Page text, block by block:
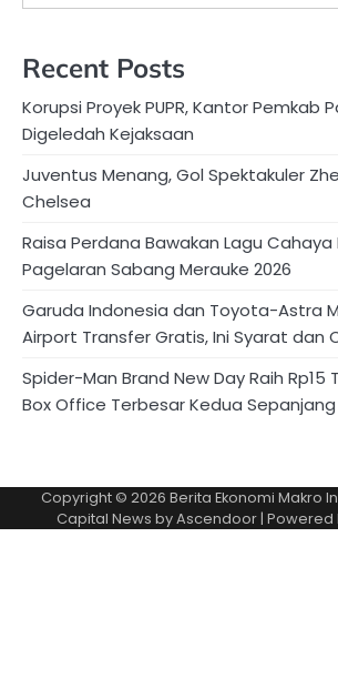
Recent Posts
Korupsi Proyek PUPR, Kantor Pemkab
Digeledah Kejaksaan
Juventus Menang, Gol Spektakuler
Chelsea
Raisa Perdana Bawakan Lagu
Pagelaran Sabang Merauke 2026
Garuda Indonesia dan Toyota-Astra
Airport Transfer Gratis, Ini Syarat dan
Spider-Man Brand New Day Raih Rp15
Box Office Terbesar Kedua
Copyright © 2026 Berita Ekonomi Makro
Capital News byAscendoor| Powered